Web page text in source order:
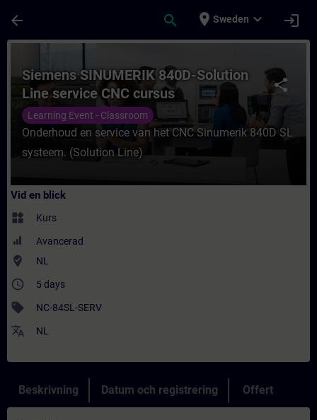
arrow_back search place Sweden expand_more login
share
Siemens SINUMERIK 840D-Solution
Line service CNC cursus
Learning Event - Classroom
Onderhoud en service van het CNC Sinumerik 840D SL
systeem. (Solution Line)
Vid en blick
widgets Kurs
Avancerad
where_to_vote NL
access_time 5 days
sell NC-84SL-SERV
translate NL
Beskrivning Datum och registrering Offert